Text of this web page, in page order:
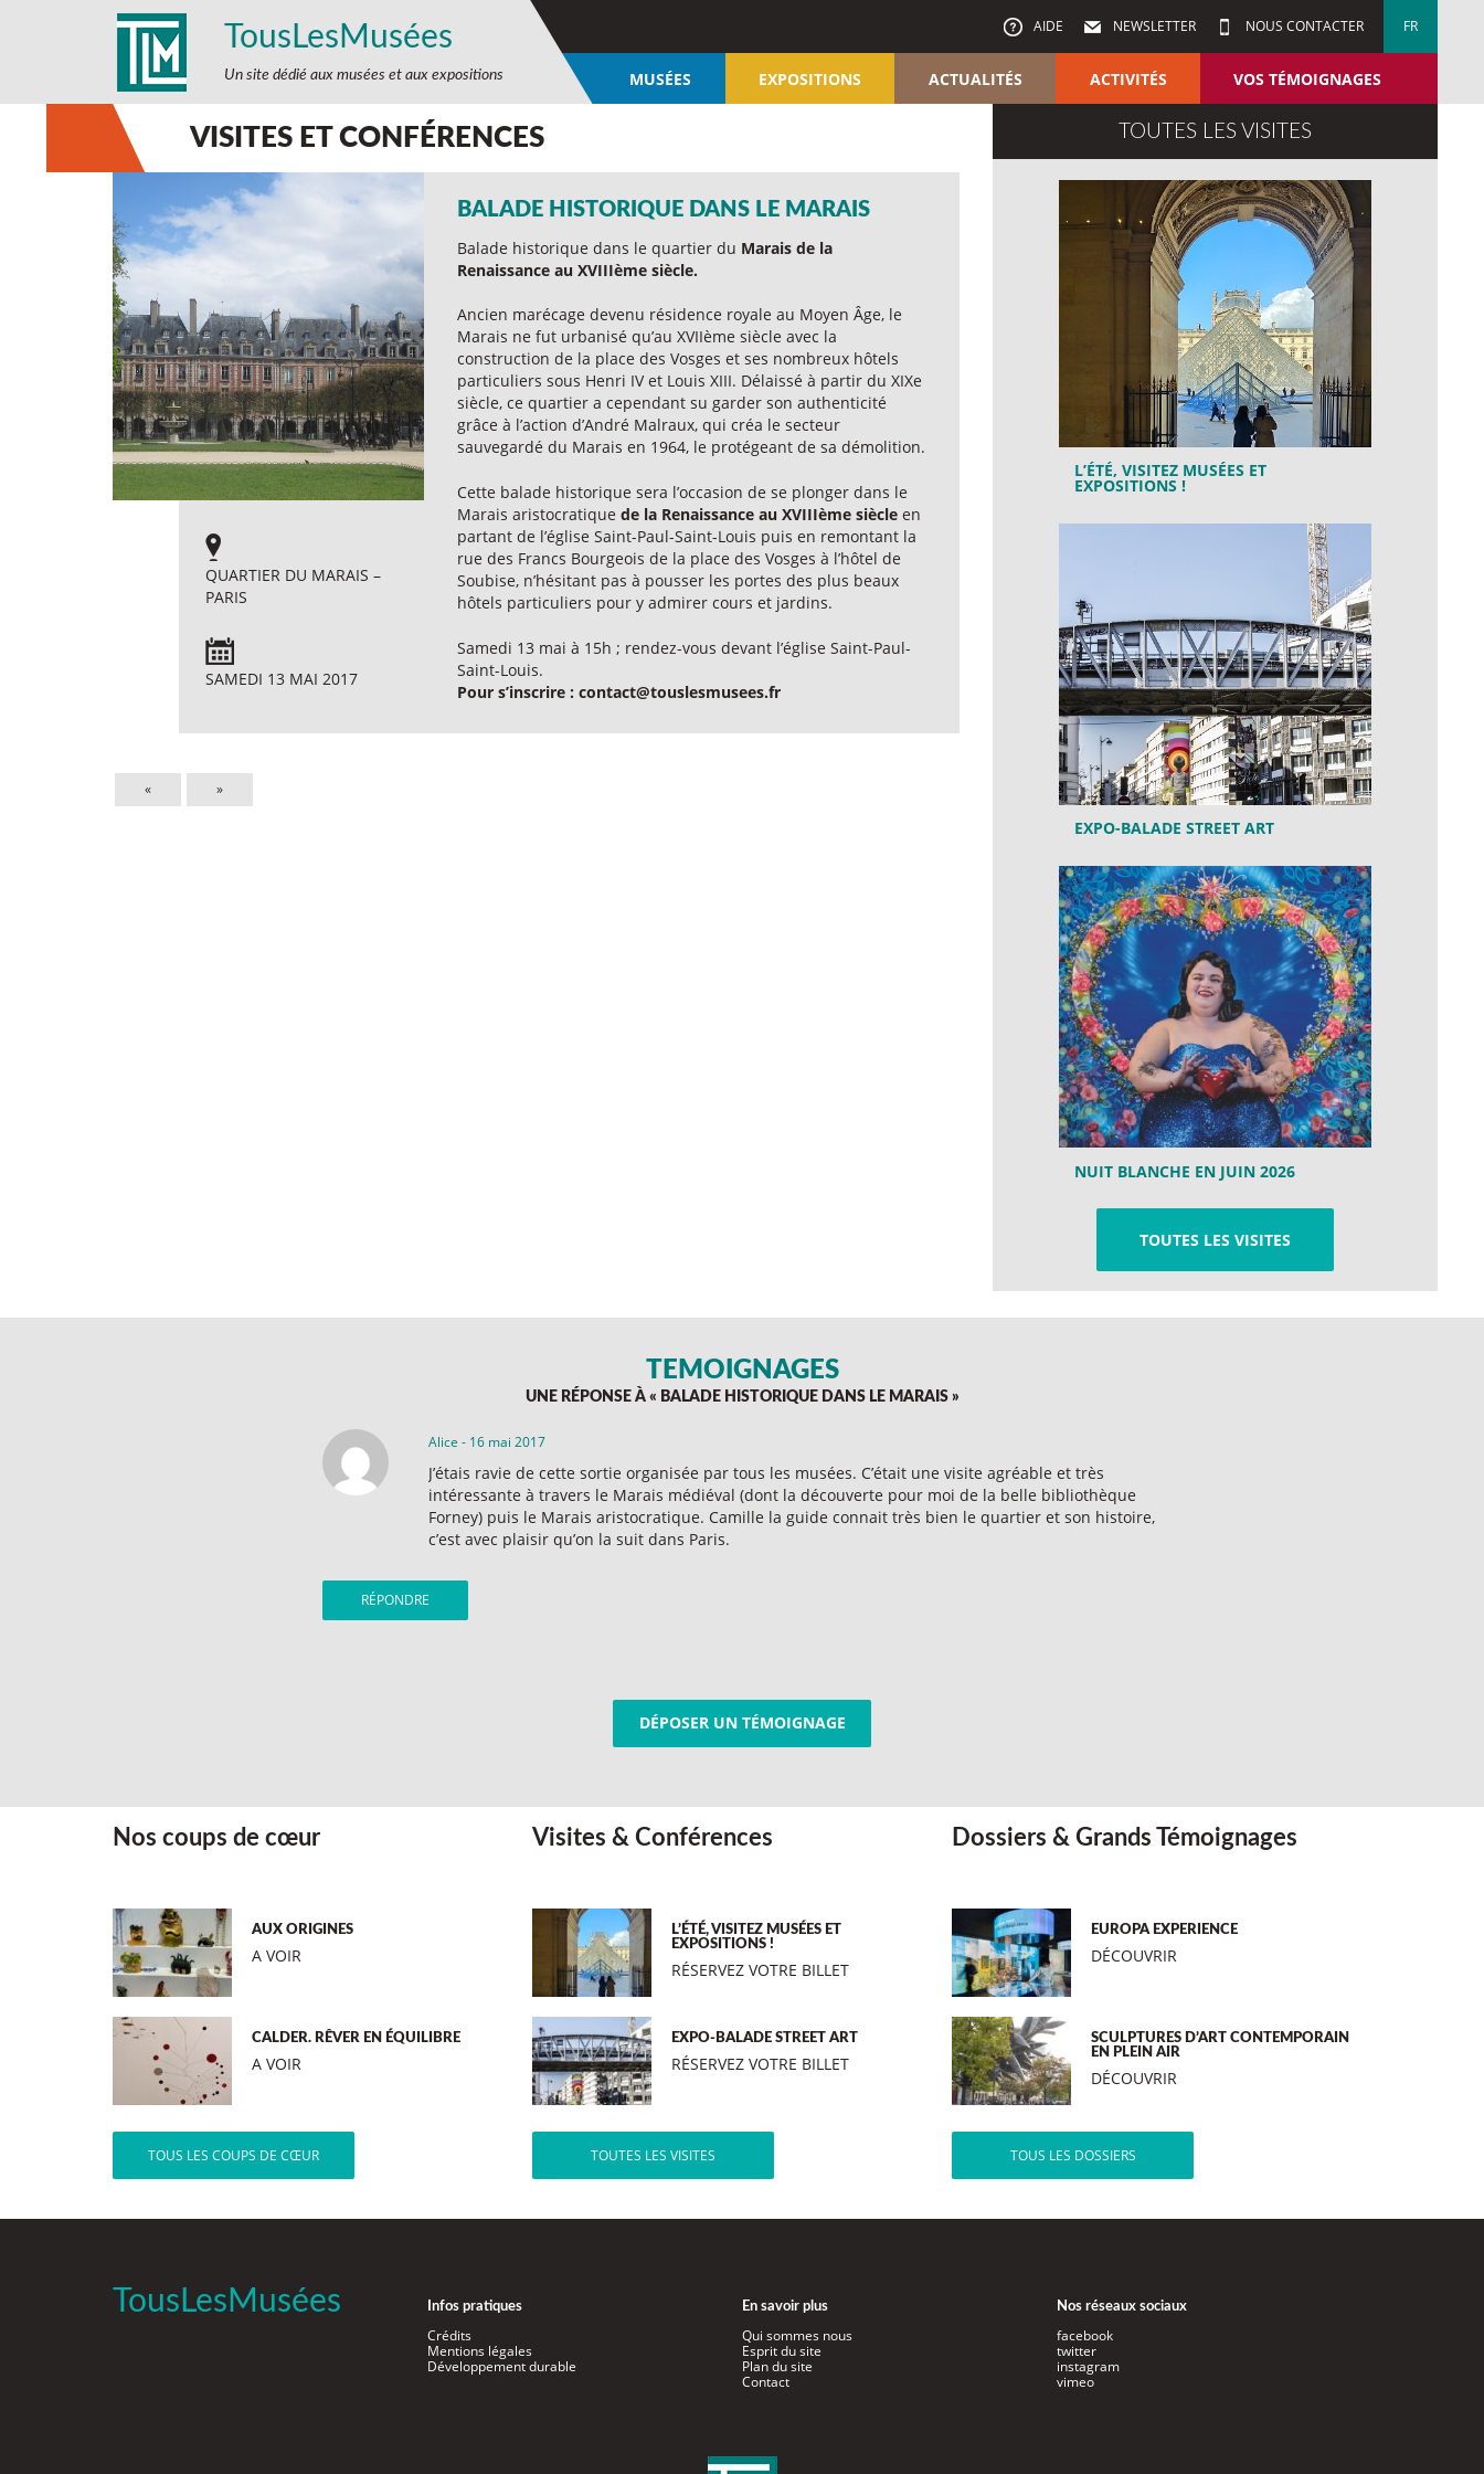
TousLesMusées
Un site dédié aux musées et aux expositions
AIDE NEWSLETTER NOUS CONTACTER FR
MUSÉES EXPOSITIONS ACTUALITÉS ACTIVITÉS VOS TÉMOIGNAGES
VISITES ET CONFÉRENCES
QUARTIER DU MARAIS –
PARIS
SAMEDI 13 MAI 2017
BALADE HISTORIQUE DANS LE MARAIS
Balade historique dans le quartier du Marais de la
Renaissance au XVIIIème siècle.
Ancien marécage devenu résidence royale au Moyen Âge, le
Marais ne fut urbanisé qu’au XVIIème siècle avec la
construction de la place des Vosges et ses nombreux hôtels
particuliers sous Henri IV et Louis XIII. Délaissé à partir du XIXe
siècle, ce quartier a cependant su garder son authenticité
grâce à l’action d’André Malraux, qui créa le secteur
sauvegardé du Marais en 1964, le protégeant de sa démolition.
Cette balade historique sera l’occasion de se plonger dans le
Marais aristocratique de la Renaissance au XVIIIème siècle en
partant de l’église Saint-Paul-Saint-Louis puis en remontant la
rue des Francs Bourgeois de la place des Vosges à l’hôtel de
Soubise, n’hésitant pas à pousser les portes des plus beaux
hôtels particuliers pour y admirer cours et jardins.
Samedi 13 mai à 15h ; rendez-vous devant l’église Saint-Paul-
Saint-Louis.
Pour s’inscrire : contact@touslesmusees.fr
« »
TOUTES LES VISITES
L’ÉTÉ, VISITEZ MUSÉES ET
EXPOSITIONS !
EXPO-BALADE STREET ART
NUIT BLANCHE EN JUIN 2026
TOUTES LES VISITES
TÉMOIGNAGES
UNE RÉPONSE À « BALADE HISTORIQUE DANS LE MARAIS»
Alice - 16 mai 2017
J’étais ravie de cette sortie organisée par tous les musées. C’était une visite agréable et très
intéressante à travers le Marais médiéval (dont la découverte pour moi de la belle bibliothèque
Forney) puis le Marais aristocratique. Camille la guide connait très bien le quartier et son histoire,
c’est avec plaisir qu’on la suit dans Paris.
RÉPONDRE
DÉPOSER UN TÉMOIGNAGE
Nos coups de cœur
AUX ORIGINES
A VOIR
CALDER. RÊVER EN ÉQUILIBRE
A VOIR
TOUS LES COUPS DE CŒUR
Visites & Conférences
L’ÉTÉ, VISITEZ MUSÉES ET
EXPOSITIONS !
RÉSERVEZ VOTRE BILLET
EXPO-BALADE STREET ART
RÉSERVEZ VOTRE BILLET
TOUTES LES VISITES
Dossiers & Grands Témoignages
EUROPA EXPERIENCE
DÉCOUVRIR
SCULPTURES D’ART CONTEMPORAIN
EN PLEIN AIR
DÉCOUVRIR
TOUS LES DOSSIERS
TousLesMusées Infos pratiques
Crédits
Mentions légales
Développement durable
En savoir plus
Qui sommes nous
Esprit du site
Plan du site
Contact
Nos réseaux sociaux
facebook
twitter
instagram
vimeo